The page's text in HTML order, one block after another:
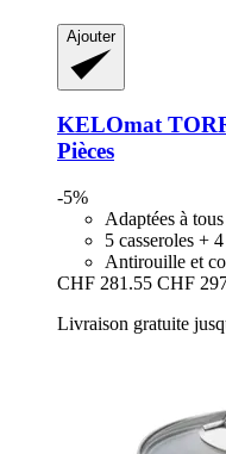
Ajouter
KELOmat
Pièces
-5%
Adaptées à
5 casseroles +
Antirouille et
CHF 281.55 CHF
Livraison gratuite